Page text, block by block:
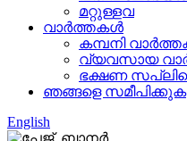
മറ്റുള്ളവ
വാർത്തകൾ
കമ്പനി
വ്യവസായ
ഭക്ഷണ
ഞങ്ങളെ സമീപിക്കുക
English